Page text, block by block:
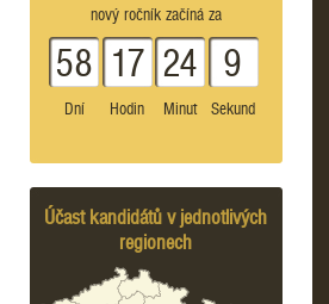
nový ročník začíná za
58
Dní
17
Hodin
24
Minut
9
Sekund
Účast kandidátů v jednotlivých
regionech